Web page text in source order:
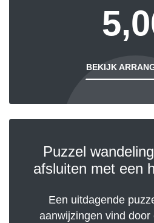
BEKIJK
Puzzel
afsluiten met een
Een uitdagende
aanwijzingen vind